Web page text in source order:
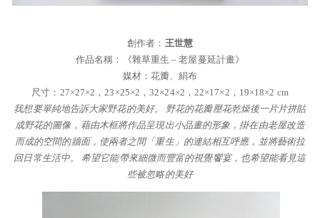
創作者： 王世慧
作品名稱：《雜草重生 – 老屋蔓延計畫》
媒材：花瓣、絹布
尺寸：27×27×2，23×25×2，32×24×2，22×17×2，19×18×2 cm
我想要單純地告訴大家野花的美好。 野花的花瓣壓花乾燥後一片片拼貼
成野花的圖像，藉由木框將作品呈現出小品畫的形象，掛在由老屋改造
而成的空間的牆面，使兩者之間「重生」的連結相互呼應，並將藝術拉
回日常生活中。 希望它能帶來細微而豐富的視覺饗宴，也希望能看見這
些被忽略的美好